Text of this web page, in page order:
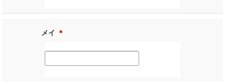
メイ ＊